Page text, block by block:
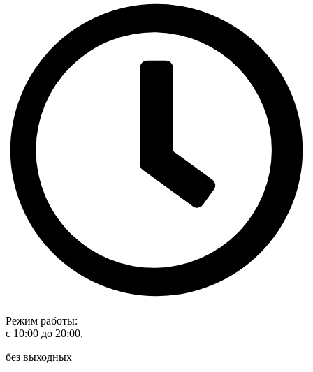
Режим работы:
с 10:00 до 20:00,
без выходных